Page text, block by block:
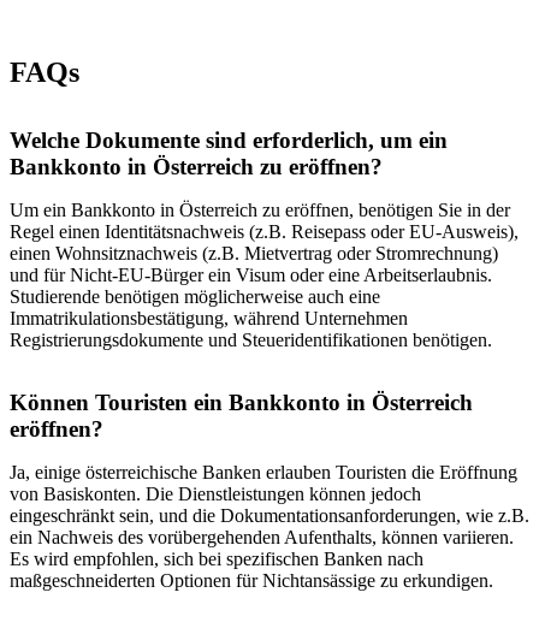
FAQs
Welche Dokumente sind erforderlich, um ein
Bankkonto in Österreich zu eröffnen?
Um ein Bankkonto in Österreich zu eröffnen, benötigen Sie in der
Regel einen Identitätsnachweis (z.B. Reisepass oder EU-Ausweis),
einen Wohnsitznachweis (z.B. Mietvertrag oder Stromrechnung)
und für Nicht-EU-Bürger ein Visum oder eine Arbeitserlaubnis.
Studierende benötigen möglicherweise auch eine
Immatrikulationsbestätigung, während Unternehmen
Registrierungsdokumente und Steueridentifikationen benötigen.
Können Touristen ein Bankkonto in Österreich
eröffnen?
Ja, einige österreichische Banken erlauben Touristen die Eröffnung
von Basiskonten. Die Dienstleistungen können jedoch
eingeschränkt sein, und die Dokumentationsanforderungen, wie z.B.
ein Nachweis des vorübergehenden Aufenthalts, können variieren.
Es wird empfohlen, sich bei spezifischen Banken nach
maßgeschneiderten Optionen für Nichtansässige zu erkundigen.